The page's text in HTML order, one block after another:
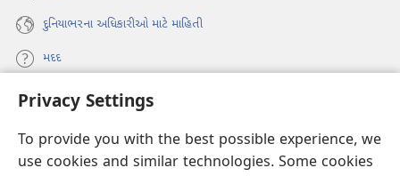
Privacy Settings
To provide you with the best possible experience, we
use cookies and similar technologies. Some cookies
દુનિયાભરના અધિકારીઓ માટે માહિતી
મદદ
દાન
new
window)વોચટાવર ઓનલાઇન લાઇબ્રેરી
(opens